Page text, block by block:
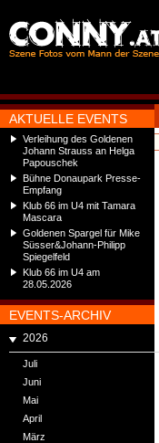
AKTUELLE EVENTS
Verleihung des Goldenen
Johann Strauss an Helga
Papouschek
Bühne Donaupark Presse-
Empfang
Klub 66 im U4 mit Tamara
Mascara
Goldenen Spargel für Mike
Süsser&Johann-Philipp
Spiegelfeld
Klub 66 im U4 am
28.05.2026
EVENTS-ARCHIV
2026
Juli
Juni
Mai
April
März